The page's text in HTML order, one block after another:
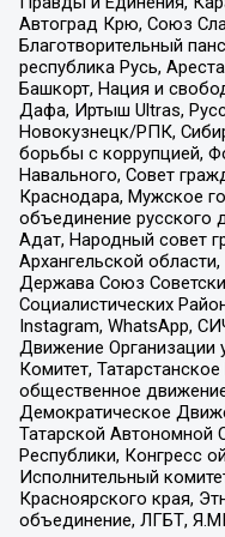
Автоград Крю, Союз
Благотворительный
республика Русь,
Башкорт, Нация и
Дафа, Иртыш Ultras,
Новокузнецк/РПК,
борьбы с коррупцией,
Навального, Совет
Краснодара, Мужское
объединение русского
Адат, Народный совет
Архангельской
Держава Союз
Социалистических
Instagram, WhatsApp,
Движение Организации
Комитет,
общественное
Демократическое
Татарской Автономной
Республики, Конгресс
Исполнительный
Красноярского края,
объединение, ЛГБТ,